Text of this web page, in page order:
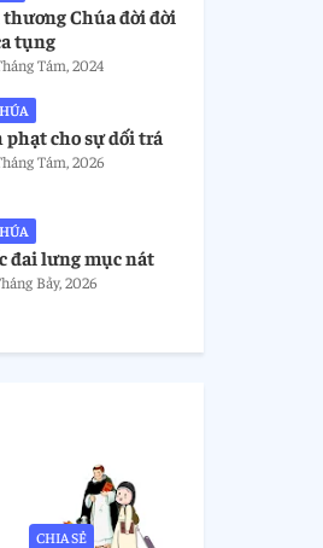
Chúa đời đời
tụng
Tám, 2024
cho sự dối trá
Tám, 2026
đai lưng mục nát
Bảy, 2026
CHIA SẺ